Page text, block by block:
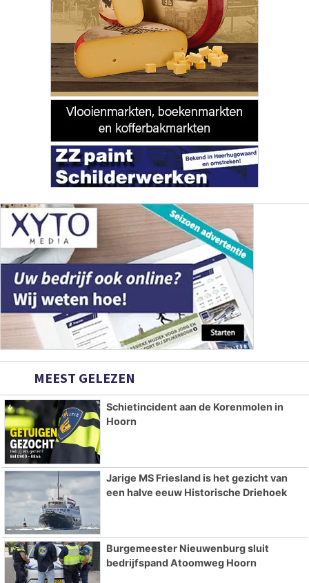
MEEST GELEZEN
Schietincident aan de Korenmolen in
Hoorn
Jarige MS Friesland is het gezicht van
een halve eeuw Historische Driehoek
Burgemeester Nieuwenburg sluit
bedrijfspand Atoomweg Hoorn